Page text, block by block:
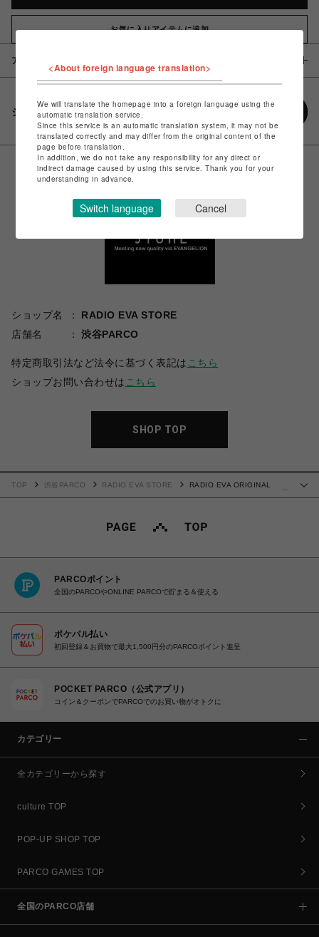
お気に入りアイテムに追加
アイテム説明 / 素材
シェアする
ショップ名
RADIO EVA STORE
店舗名
渋谷PARCO
特定商取引法など法令に基づく表記は こちら
ショップお問い合わせは こちら
SHOP TOP
TOP 渋谷PARCO RADIO EVA STORE
RADIO EVA ORIGINAL
PARCOポイント
全国のPARCOやONLINE PARCOで貯まる＆使える
ポケパル払い
初回登録＆お買物で最大1,500円分のPARCOポイント進呈
POCKET PARCO（公式アプリ）
コイン＆クーポンでPARCOでのお買い物がオトクに
カテゴリー
全カテゴリーから探す
culture TOP
POP-UP SHOP TOP
PARCO GAMES TOP
全国のPARCO店舗
<About foreign language translation>
We will translate the homepage into a foreign language using the
automatic translation service.
Since this service is an automatic translation system, it may not be
translated correctly and may differ from the original content of the
page before translation.
In addition, we do not take any responsibility for any direct or
indirect damage caused by using this service. Thank you for your
understanding in advance.
Switch language Cancel